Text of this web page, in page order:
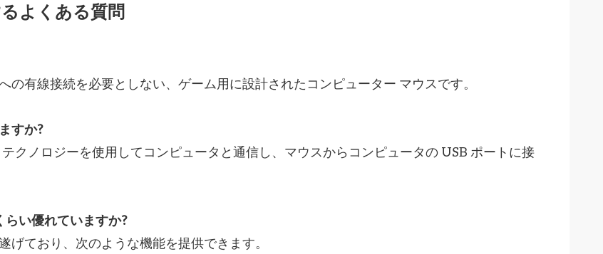
よくある質問
有線接続を必要としない、ゲーム用に設計されたコンピューター マウスです。
すか?
クノロジーを使用してコンピュータと通信し、マウスからコンピュータの USB ポートに接
らい優れていますか?
ており、次のような機能を提供できます。